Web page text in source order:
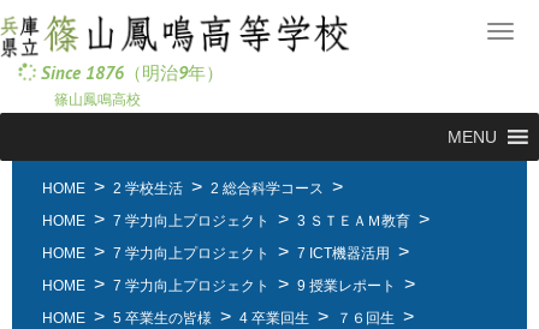
メ
ー
Since 1876（明治9年）
篠山鳳鳴高校
MENU
HOME 2 学校生活
2 総合科学コース
HOME
7 学力向上プロジェクト
3 ＳＴＥＡＭ教育
HOME
7 学力向上プロジェクト
7 ICT機器活用
HOME
7 学力向上プロジェクト
9 授業レポート
HOME
5 卒業生の皆様 4 卒業回生 ７６回生